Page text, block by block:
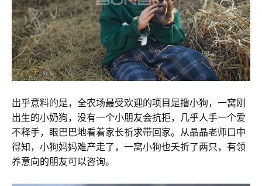
出乎意料的是，全农场最受欢迎的项目是撸小狗，一窝刚
出生的小奶狗，没有一个小朋友会抗拒，几乎人手一个爱
不释手，眼巴巴地看着家长祈求带回家。从晶晶老师口中
得知，小狗妈妈难产走了，一窝小狗也夭折了两只，有领
养意向的朋友可以咨询。